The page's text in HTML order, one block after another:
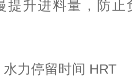
提升进料量，防
停留时间 HRT